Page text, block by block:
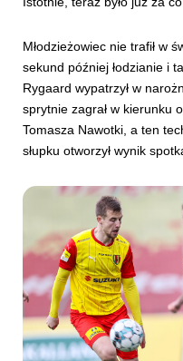
Młodzieżowiec nie trafił w
sekund później łodzianie i
Rygaard wypatrzył w
sprytnie zagrał w kierunku
Tomasza Nawotki, a ten
słupku otworzył wynik